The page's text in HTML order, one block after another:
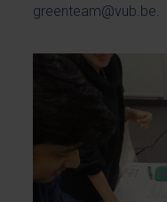
greenteam@vub.be.